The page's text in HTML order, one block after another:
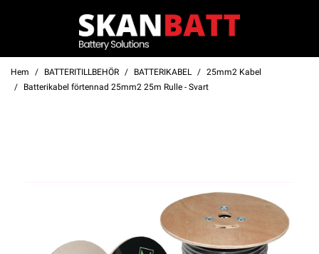
Hem BATTERITILLBEHÖR BATTERIKABEL
25mm2 Kabel
Batterikabel förtennad 25mm2 25m Rulle - Svart